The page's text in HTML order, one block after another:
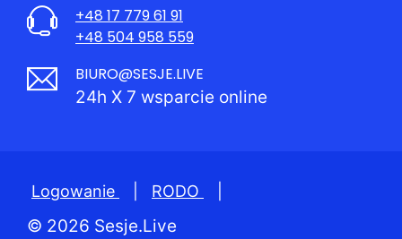
+48 17 779 61 91
+48 504 958 559
BIURO@SESJE.LIVE
24h X 7 wsparcie online
Logowanie RODO
© 2026 Sesje.Live